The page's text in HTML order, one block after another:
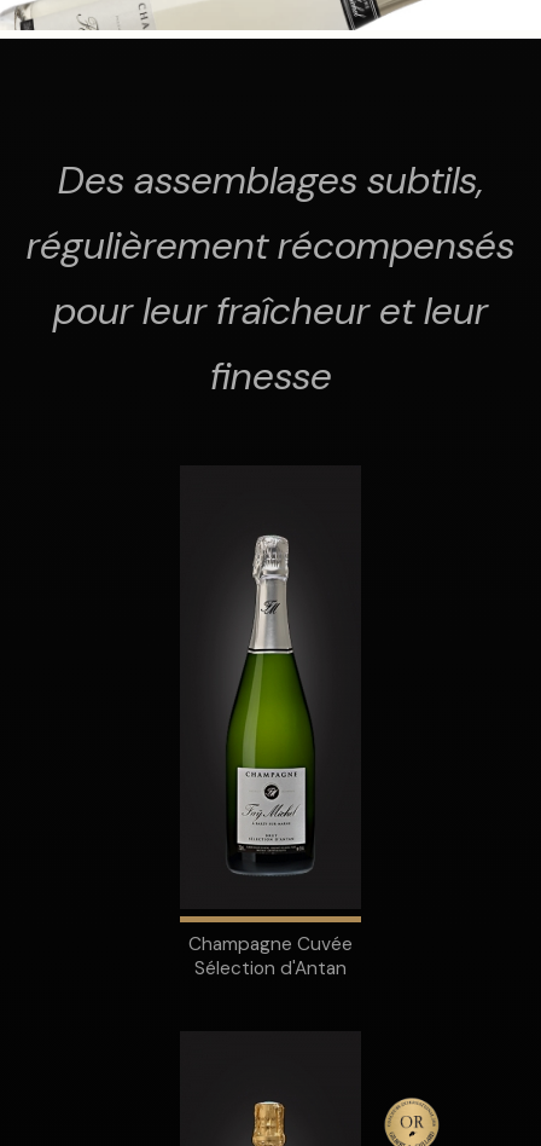
Des assemblages subtils,
régulièrement récompensés
pour leur fraîcheur et leur
finesse
Champagne Cuvée
Sélection d'Antan